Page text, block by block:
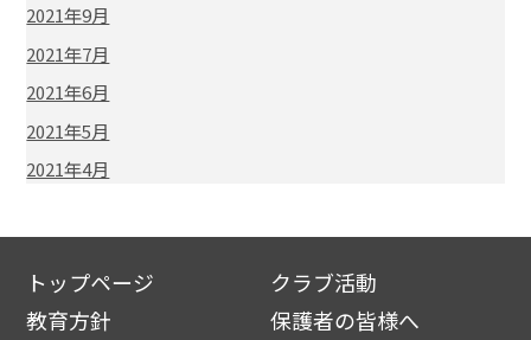
2021年9月
2021年7月
2021年6月
2021年5月
2021年4月
トップページ
教育方針
クラブ活動
保護者の皆様へ